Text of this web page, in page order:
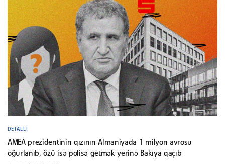
DETALLI
AMEA prezidentinin qızının Almaniyada 1 milyon avrosu
oğurlanıb, özü isə polisə getmək yerinə Bakıya qaçıb